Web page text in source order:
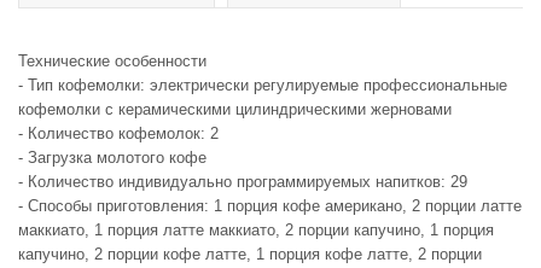
Технические особенности
- Тип кофемолки: электрически регулируемые профессиональные
кофемолки с керамическими цилиндрическими жерновами
- Количество кофемолок: 2
- Загрузка молотого кофе
- Количество индивидуально программируемых напитков: 29
- Способы приготовления: 1 порция кофе американо, 2 порции латте
маккиато, 1 порция латте маккиато, 2 порции капучино, 1 порция
капучино, 2 порции кофе латте, 1 порция кофе латте, 2 порции